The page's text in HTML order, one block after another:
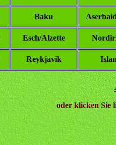
Baku
Esch/Alzette
Reykjavik
oder klicken Sie